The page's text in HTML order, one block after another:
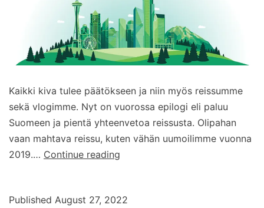
Kaikki kiva tulee päätökseen ja niin myös reissumme
sekä vlogimme. Nyt on vuorossa epilogi eli paluu
Suomeen ja pientä yhteenvetoa reissusta. Olipahan
vaan mahtava reissu, kuten vähän uumoilimme vuonna
2019.… Continue reading
–
Published August 27, 2022